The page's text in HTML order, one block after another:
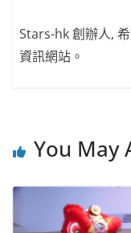
Stars-hk 創辦人,
資訊網站。
You May